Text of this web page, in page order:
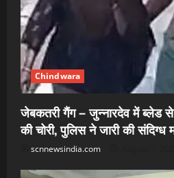
Chindwara
जेबकतरी गैंग – जुन्नारदेव में ब्लेड
की चोरी, पुलिस ने जारी की संदिग्ध
scnnewsindia.com